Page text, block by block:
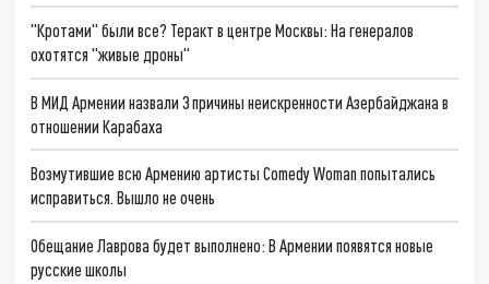
"Кротами" были все? Теракт в центре Москвы: На генералов
охотятся "живые дроны"
В МИД Армении назвали 3 причины неискренности Азербайджана в
отношении Карабаха
Возмутившие всю Армению артисты Comedy Woman попытались
исправиться. Вышло не очень
Обещание Лаврова будет выполнено: В Армении появятся новые
русские школы